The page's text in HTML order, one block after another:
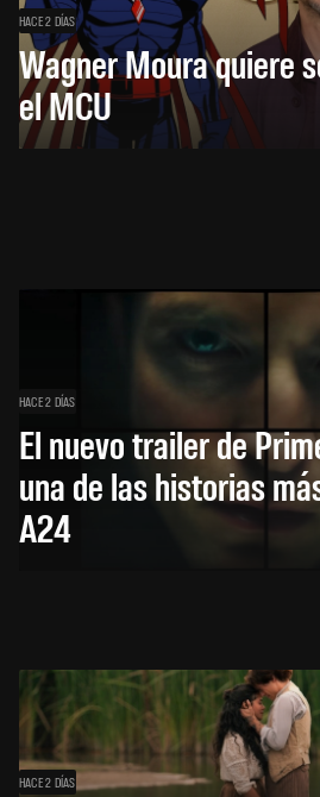
HACE 2 DÍAS
Wagner Moura quiere
el MCU
HACE 2 DÍAS
El nuevo trailer de
una de las historias
A24
HACE 2 DÍAS